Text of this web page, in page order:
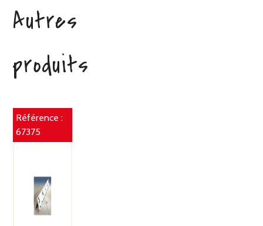
Autres
produits
Référence :
67375